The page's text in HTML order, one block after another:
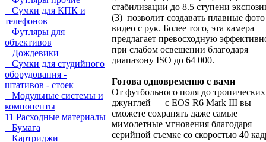
Сумки для КПК и
телефонов
Футляры для
объективов
Дождевики
Сумки для студийного
оборудования -
штативов - стоек
Модульные системы и
компоненты
11 Расходные материалы
Бумага
Картриджи
стабилизации до 8.5 ступени
(3) позволит создавать плавные
видео с рук. Более того, эта камера
предлагает превосходную
при слабом освещении благодаря
диапазону ISO до 64 000.
Готова одновременно с вами
От футбольного поля до тропических
джунглей — с EOS R6 Mark III вы
сможете сохранять даже самые
мимолетные мгновения благодаря
серийной съемке со скоростью 40